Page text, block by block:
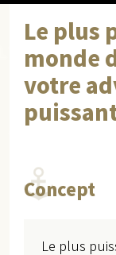
Le plus
monde
votre
Concept
Le plus